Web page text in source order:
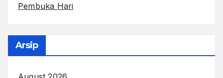
Pembuka Hari
Arsip